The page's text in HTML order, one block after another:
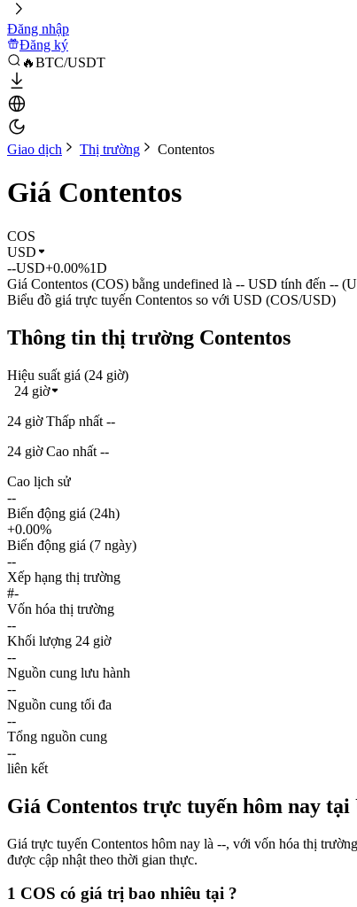
Đăng nhập
Đăng ký
🔥BTC/USDT
Giao dịch Thị trường Contentos
Giá Contentos
COS
USD
--USD+0.00%1D
Giá Contentos (COS) bằng undefined là -- USD tính đến --
Biểu đồ giá trực tuyến Contentos so với USD (COS/USD)
Thông tin thị trường Contentos
Hiệu suất giá (24 giờ)
24 giờ
24 giờ Thấp nhất --
24 giờ Cao nhất --
Cao lịch sử
--
Biến động giá (24h)
+0.00%
Biến động giá (7 ngày)
--
Xếp hạng thị trường
#-
Vốn hóa thị trường
--
Khối lượng 24 giờ
--
Nguồn cung lưu hành
--
Nguồn cung tối đa
--
Tổng nguồn cung
--
liên kết
Giá Contentos trực tuyến hôm nay tại
Giá trực tuyến Contentos hôm nay là --, với vốn hóa thị
được cập nhật theo thời gian thực.
1 COS có giá trị bao nhiêu tại ?